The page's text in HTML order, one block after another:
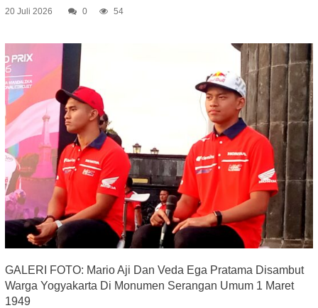
20 Juli 2026 0 54
GALERI FOTO: Mario Aji Dan Veda Ega Pratama Disambut
Warga Yogyakarta Di Monumen Serangan Umum 1 Maret
1949